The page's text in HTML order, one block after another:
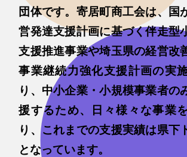
団体です。寄居町商工会は、国
営発達支援計画に基づく伴走型
支援推進事業や埼玉県の経営改
事業継続力強化支援計画の実
り、中小企業・小規模事業者の
援するため、日々様々な事業
り、これまでの支援実績は県下
となっています。